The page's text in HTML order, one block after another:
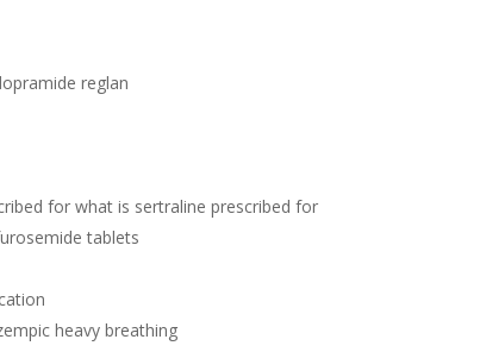
reglan
for what is sertraline prescribed for
tablets
heavy breathing